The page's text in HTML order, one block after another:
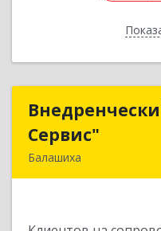
Сервис"
Балашиха